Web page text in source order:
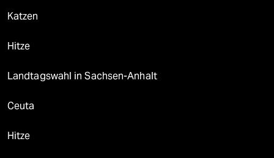
Katzen
Hitze
Landtagswahl in Sachsen-Anhalt
Ceuta
Hitze